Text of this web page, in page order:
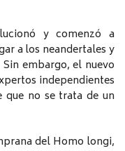
y comenzó a
a los neandertales y
embargo, el nuevo
independientes
que no se trata de un
del Homo longi,